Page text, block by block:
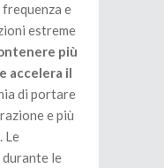
e
estreme
più
accelera il
di portare
e più
Le
le